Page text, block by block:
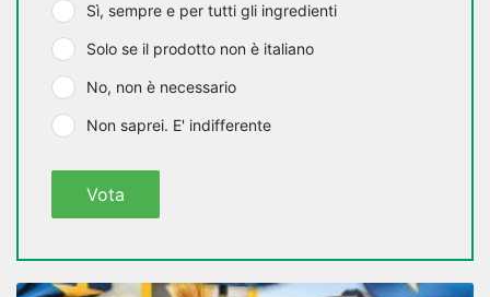
Sì, sempre e per tutti gli ingredienti
Solo se il prodotto non è italiano
No, non è necessario
Non saprei. E' indifferente
Vota